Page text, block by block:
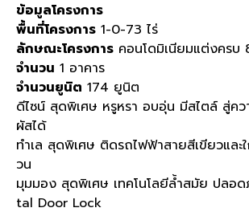
ข้อมูลโครงการ
พื้นที่โครงการ 1-0-73 ไร่
ลักษณะโครงการ คอนโดมิเนียมแต่งครบ
จำนวน 1 อาคาร
จำนวนยูนิต 174 ยูนิต
ดีไซน์ สุดพิเศษ หรูหรา อบอุ่น มีสไตล์ สู่ค
ผัสได้
ทำเล สุดพิเศษ ติดรถไฟฟ้าสายสีเขียวแล
วน
มุมมอง สุดพิเศษ เทคโนโลยีล้ำสมัย ปลอ
tal Door Lock